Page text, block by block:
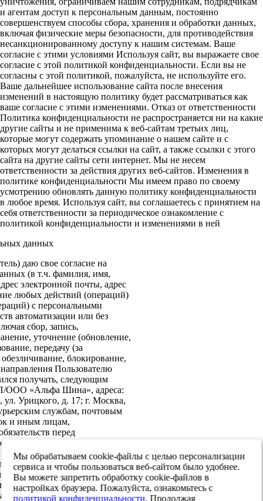
и агентам доступ к персональным данным, постоянно
совершенствуем способы сбора, хранения и обработки данных,
включая физические меры безопасности, для противодействия
несанкционированному доступу к нашим системам. Ваше
согласие с этими условиями Используя сайт, вы выражаете свое
согласие с этой политикой конфиденциальности. Если вы не
согласны с этой политикой, пожалуйста, не используйте его.
Ваше дальнейшее использование сайта после внесения
изменений в настоящую политику будет рассматриваться как
ваше согласие с этими изменениями. Отказ от ответственности
Политика конфиденциальности не распространяется ни на какие
другие сайты и не применима к веб-сайтам третьих лиц,
которые могут содержать упоминание о нашем сайте и с
которых могут делаться ссылки на сайт, а также ссылки с этого
сайта на другие сайты сети интернет. Мы не несем
ответственности за действия других веб-сайтов. Изменения в
политике конфиденциальности Мы имеем право по своему
усмотрению обновлять данную политику конфиденциальности
в любое время. Используя сайт, вы соглашаетесь с принятием на
себя ответственности за периодическое ознакомление с
политикой конфиденциальности и изменениями в ней
данных
даю свое согласие на
(в т.ч. фамилия, имя,
электронной почты, адрес
любых действий (операций)
с персональными
автоматизации или без
сбор, запись,
уточнение (обновление,
передачу (за
блокирование,
Пользователю
получать, следующим
ООО «Альфа Шина», адреса:
Урицкого, д. 17; г. Москва,
службам, почтовым
и иным лицам,
перед
на передачу в
информационной
данных третьим
реализации целей,
Настоящее согласие
и до достижения целей
Мы обрабатываем cookie-файлы с целью персонализации
сервиса и чтобы пользоваться веб-сайтом было удобнее.
Вы можете запретить обработку cookie-файлов в
настройках браузера. Пожалуйста, ознакомьтесь с
политикой конфиденциальности. Продолжая